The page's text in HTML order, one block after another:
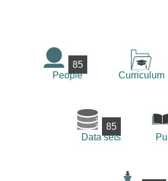
85
People
Curriculum
85
Data sets